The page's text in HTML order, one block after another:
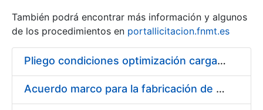
Erakutsi/Ezkutatu
También podrá encontrar más información y algunos
de los procedimientos en portallicitacion.fnmt.es
Pliego condiciones optimización cargas compras firmado
Acuerdo marco para la fabricación de piezas